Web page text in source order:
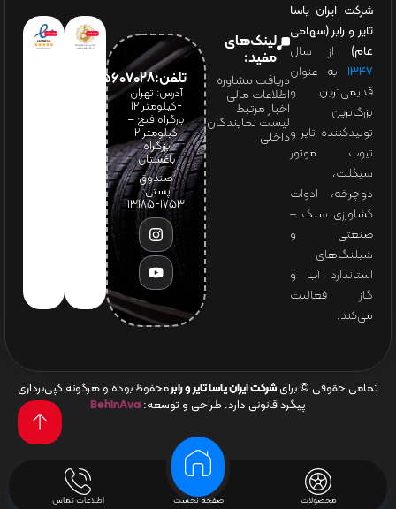
محصولات صفحه نخست اطلاعات تماس
شرکت ایران یاسا
تایر و رابر (سهامی
عام) از سال
۱۳۴۷ به عنوان
قدیمی‌ترین و
بزرگ‌ترین
تولیدکننده تایر و
تیوب موتور
سیکلت،
دوچرخه، ادوات
کشاورزی سبک –
صنعتی و
شیلنگ‌های
استاندارد آب و
گاز فعالیت
می‌کند.
لینک‌های
مفید:
دریافت مشاوره
اطلاعات مالی
اخبار مرتبط
لیست نمایندگان
داخلی
تلفن:65607028(021)
آدرس: تهران
-کیلومتر 12
بزرگراه فتح –
کیلومتر ۲
بزرگراه
باغستان
صندوق
پستی:
1753-13185
تمامی حقوقی © برای شرکت ایران یاسا تایر و رابرمحفوظ بوده و هرگونه کپی‌برداری
پیگرد قانونی دارد. طراحی و توسعه: BehinAva